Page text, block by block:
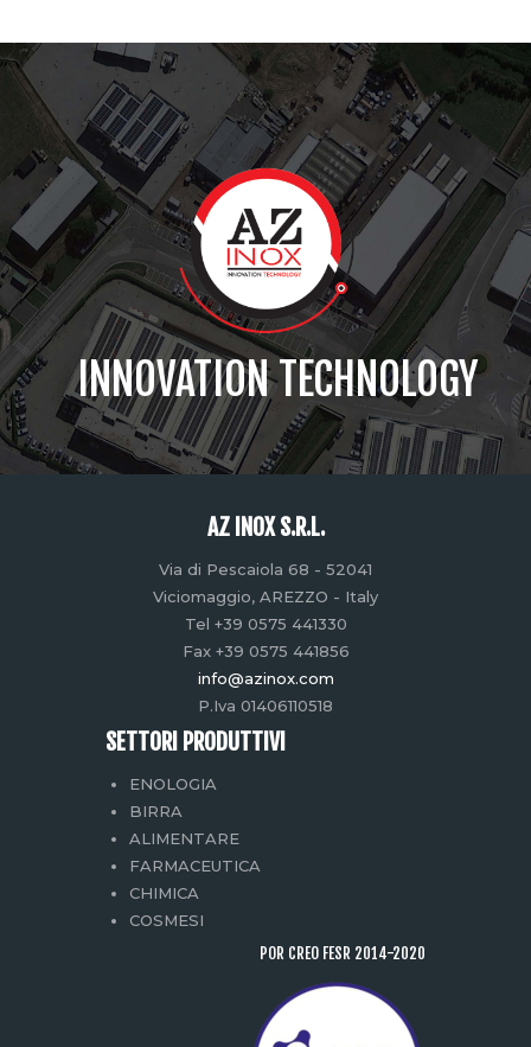
INNOVATION TECHNOLOGY
AZ INOX S.R.L.
Via di Pescaiola 68 - 52041
Viciomaggio, AREZZO - Italy
Tel +39 0575 441330
Fax +39 0575 441856
info@azinox.com
P.Iva 01406110518
SETTORI PRODUTTIVI
ENOLOGIA
BIRRA
ALIMENTARE
FARMACEUTICA
CHIMICA
COSMESI
POR CREO FESR 2014-2020